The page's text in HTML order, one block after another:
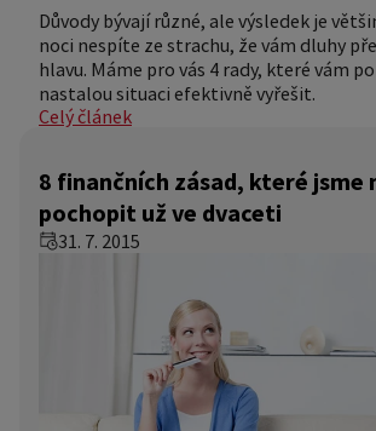
Důvody bývají různé, ale výsledek je
noci nespíte ze strachu, že vám dluhy
hlavu. Máme pro vás 4 rady, které vám
nastalou situaci efektivně vyřešit.
Celý článek
8 finančních zásad, které jsme
pochopit už ve dvaceti
31. 7. 2015